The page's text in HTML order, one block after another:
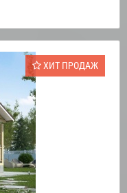
ХИТ ПРОДАЖ